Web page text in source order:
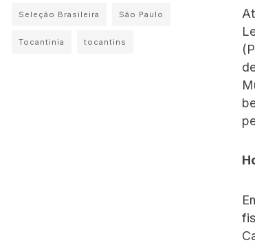
Seleção Brasileira São Paulo
Tocantinia tocantins